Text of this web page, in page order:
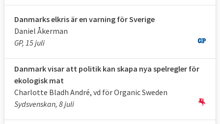
Danmarks elkris är en varning för Sverige
Daniel Åkerman
GP, 15 juli
Danmark visar att politik kan skapa nya spelregler för
ekologisk mat
Charlotte Bladh André, vd för Organic Sweden
Sydsvenskan, 8 juli